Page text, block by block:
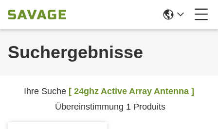
Suchergebnisse
Ihre Suche [ 24ghz Active Array Antenna ]
Übereinstimmung 1 Produits